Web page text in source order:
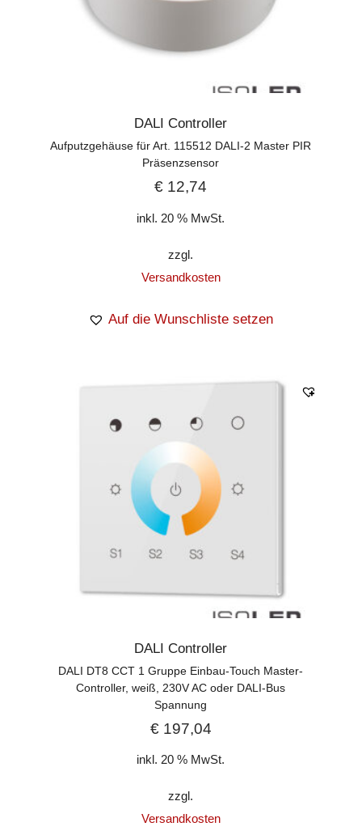
DALI Controller
Aufputzgehäuse für Art. 115512 DALI-2 Master PIR
Präsenzsensor
€ 12,74
inkl. 20 % MwSt.
zzgl.
Versandkosten
Auf die Wunschliste setzen
DALI Controller
DALI DT8 CCT 1 Gruppe Einbau-Touch Master-
Controller, weiß, 230V AC oder DALI-Bus
Spannung
€197,04
inkl. 20 % MwSt.
zzgl.
Versandkosten